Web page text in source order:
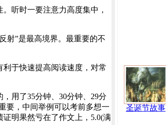
听时一要注意力高度集中，
射”是最高境界。最重要的不
于快速提高阅读速度，对常
用了35分钟、30分钟、29分
要，中间举例可以考前多想一
明果然亏在了作文上，5.0(满
圣诞节故事